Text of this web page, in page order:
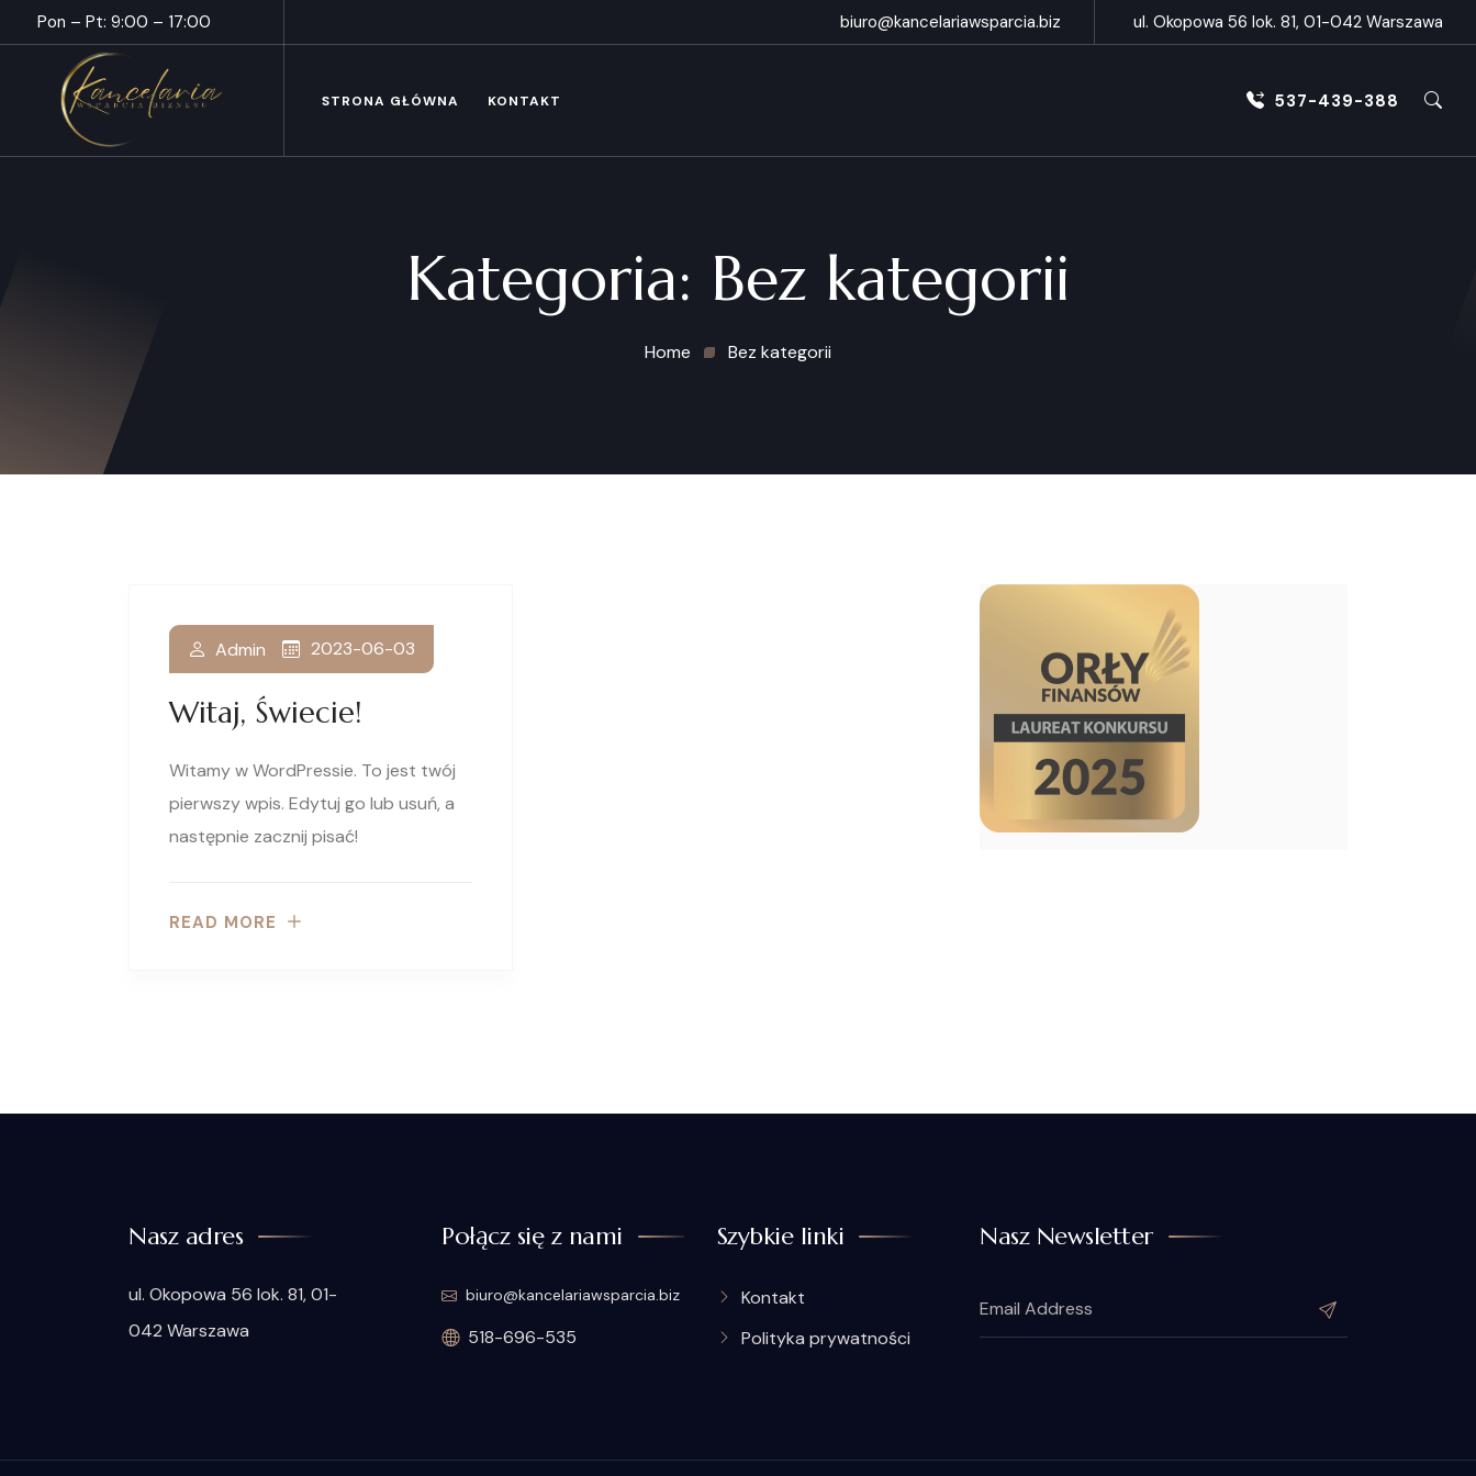
Pon – Pt: 9:00 – 17:00 biuro@kancelariawsparcia.biz ul. Okopowa 56 lok. 81, 01-042 Warszawa
STRONA GŁÓWNA KONTAKT 537-439-388
Kategoria: Bez kategorii
Home Bez kategorii
Witaj, Świecie!
Admin 2023-06-03
Witamy w WordPressie. To jest twój
pierwszy wpis. Edytuj go lub usuń, a
następnie zacznij pisać!
READ MORE
Nasz adres
ul. Okopowa 56 lok. 81, 01-
042 Warszawa
Połącz się z nami
biuro@kancelariawsparcia.biz
518-696-535
Szybkie linki
Kontakt
Polityka prywatności
Nasz Newsletter